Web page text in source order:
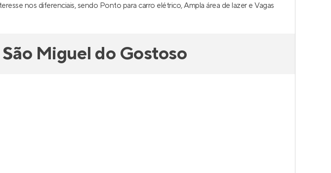
nos diferenciais, sendo Ponto para carro elétrico, Ampla área de lazer e Vagas
Miguel do Gostoso